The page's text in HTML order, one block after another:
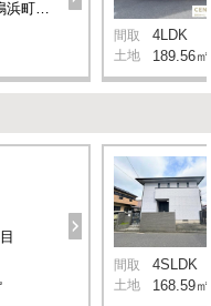
間取 4LDK
土地 189.56㎡
間取 4SLDK
土地 168.59㎡